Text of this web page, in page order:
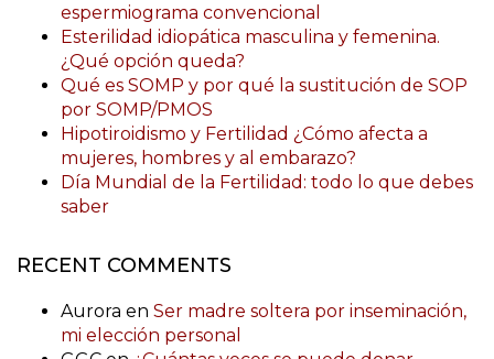
espermiograma convencional
Esterilidad idiopática masculina y femenina.
¿Qué opción queda?
Qué es SOMP y por qué la sustitución de SOP
por SOMP/PMOS
Hipotiroidismo y Fertilidad ¿Cómo afecta a
mujeres, hombres y al embarazo?
Día Mundial de la Fertilidad: todo lo que debes
saber
RECENT COMMENTS
Aurora en Ser madre soltera por inseminación,
mi elección personal